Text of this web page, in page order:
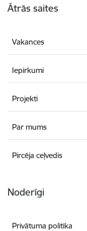
Ātrās saites
Vakances
Iepirkumi
Projekti
Par mums
Pircēja ceļvedis
Noderīgi
Privātuma politika